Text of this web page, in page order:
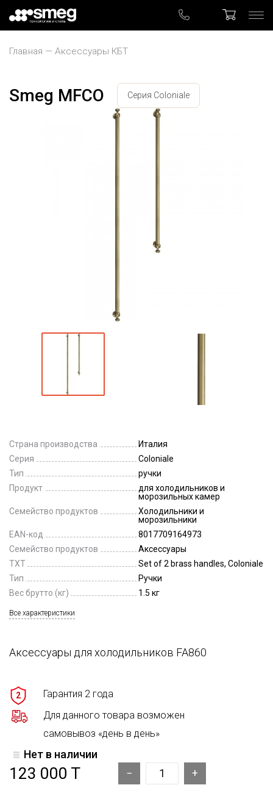
Главная Аксессуары КБТ
Smeg MFCO Серия Coloniale
Страна производства
Италия
Серия
Coloniale
Тип
ручки
Продукт
для холодильников и
морозильных камер
Семейство продуктов
Холодильники и
морозильники
EAN-код
8017709164973
Семейство продуктов
Аксессуары
TXT
Set of 2 brass handles, Coloniale
Тип
Ручки
Вес брутто (кг)
1.5 кг
Все характеристики
Аксессуары для холодильников FA860
2
Гарантия 2 года
Для данного товара возможен
самовывоз «день в день»
Нет в наличии
123 000 T